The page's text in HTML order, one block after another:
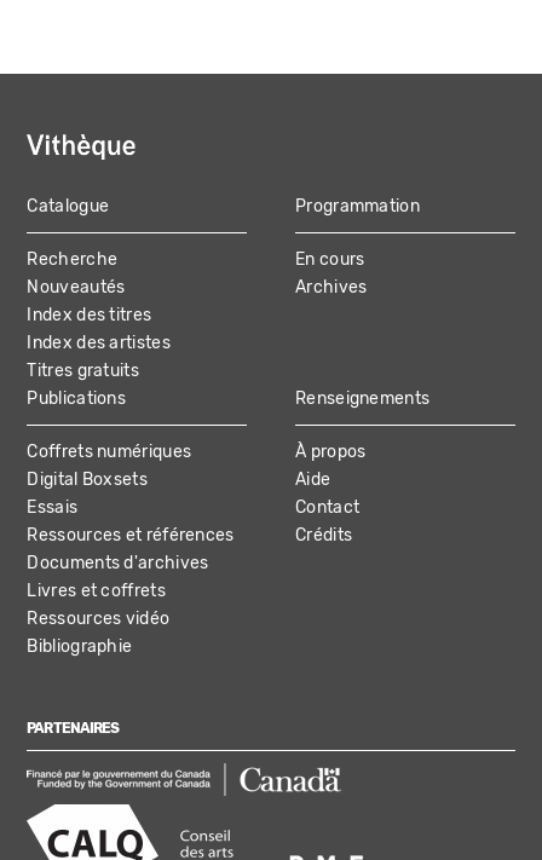
MAIN
NAVIGATION
Catalogue
Recherche
Nouveautés
Index des titres
Index des artistes
Titres gratuits
Programmation
En cours
Archives
Publications
Coffrets numériques
Digital Boxsets
Essais
Ressources et références
Documents d'archives
Livres et coffrets
Ressources vidéo
Bibliographie
Renseignements
À propos
Aide
Contact
Crédits
PARTENAIRES